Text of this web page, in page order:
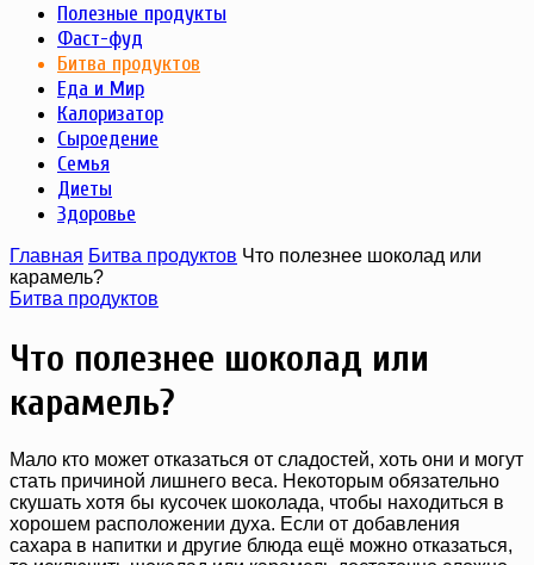
Полезные продукты
Фаст-фуд
Битва продуктов
Еда и Мир
Калоризатор
Сыроедение
Семья
Диеты
Здоровье
Главная Битва продуктов Что полезнее шоколад или
карамель?
Битва продуктов
Что полезнее шоколад или
карамель?
Мало кто может отказаться от сладостей, хоть они и могут
стать причиной лишнего веса. Некоторым обязательно
скушать хотя бы кусочек шоколада, чтобы находиться в
хорошем расположении духа. Если от добавления
сахара в напитки и другие блюда ещё можно отказаться,